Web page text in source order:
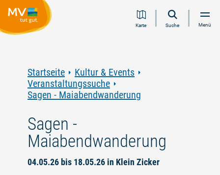
Inhalt
Navigation
Volltextsuche
FooterKarte Suche Menü
Startseite
Kultur & Events
Veranstaltungssuche
Sagen - Maiabendwanderung
Sagen -
Maiabendwanderung
04.05.26 bis 18.05.26 in Klein Zicker